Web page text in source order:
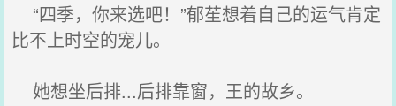
“四季，你来选吧！”郁苼想着自己的运气肯定
比不上时空的宠儿。
她想坐后排...后排靠窗，王的故乡。